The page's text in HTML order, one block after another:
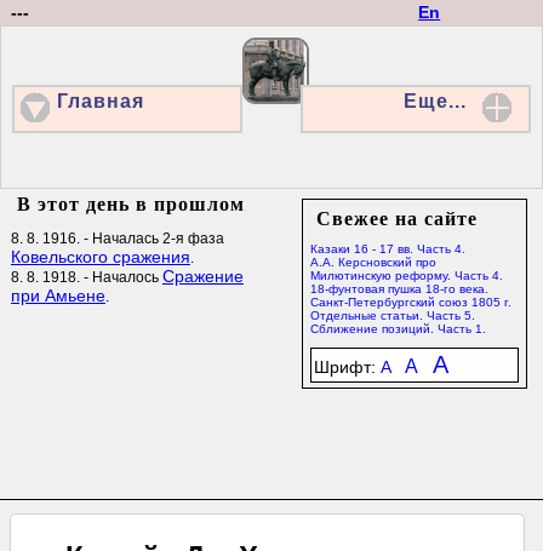
En
---
Главная Еще...
Свежее на сайте
Казаки 16 - 17 вв. Часть 4.
А.А. Керсновский про
Милютинскую реформу. Часть 4.
18-фунтовая пушка 18-го века.
Санкт-Петербургский союз 1805 г.
Отдельные статьи. Часть 5.
Сближение позиций. Часть 1.
Шрифт: A A A
В этот день в прошлом
8. 8. 1916. - Началась 2-я фаза
Ковельского сражения.
8. 8. 1918. - Началось Сражение
при Амьене.